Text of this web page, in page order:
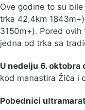
Ove godine to su
trka 42,4km
3150m+). Pored
jedna od trka sa
U nedelju 6.
kod manastira Žiča i
Pobednici